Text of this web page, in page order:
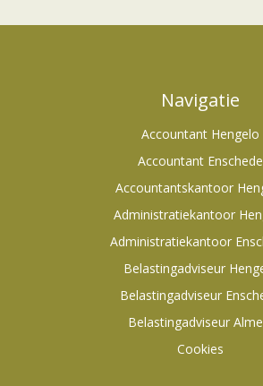
Navigatie
Accountant Hengelo
Accountant Enschede
Accountantskantoor
Administratiekantoor
Administratiekantoor
Belastingadviseur
Belastingadviseur
Belastingadviseur
Cookies